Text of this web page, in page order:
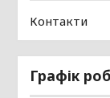
Контакти
Графік